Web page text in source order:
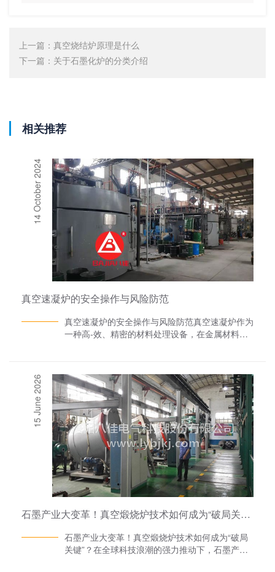
上一篇： 真空烧结炉原理是什么
下一篇： 关于石墨化炉的分类介绍
相关推荐
14 October 2024
真空速凝炉的安全操作与风险防范
真空速凝炉的安全操作与风险防范真空速凝炉作为
一种高-效、精密的材料处理设备，在金属材料的
行，必须严格遵守安全操作规程，并采取有效的风
险防范措施。真空速凝炉厂家洛阳八佳电气将对真
空速凝炉的安全操作与风险防范进行详细探讨。
一、真空速凝炉的安全操作1. 操作前准备在操作
真空速凝炉之前，务必进行全-面的检查和准备工
作。首先，检查设备的电源、气源、水源等是否正
常，确保设备处于良好状态。其次，穿戴好必要的
劳动防护用品，如防护眼镜、手套、防护服等，以
防高温、火花等意外伤害。此外，还需熟悉设备的
操作规程和安全注意事项，确保操作过程中的安
操作规程进行操作。首先，设定好工艺参数，如加
认。其次，启动设备前，再次检查各连接部位的紧
固情况和密封件的完好性。在设备运行过程中，实
15 June 2026
石墨产业大变革！真空煅烧炉技术如何成为“破局关键”？
石墨产业大变革！真空煅烧炉技术如何成为“破局
关键”？在全球科技浪潮的强力推动下，石墨产业